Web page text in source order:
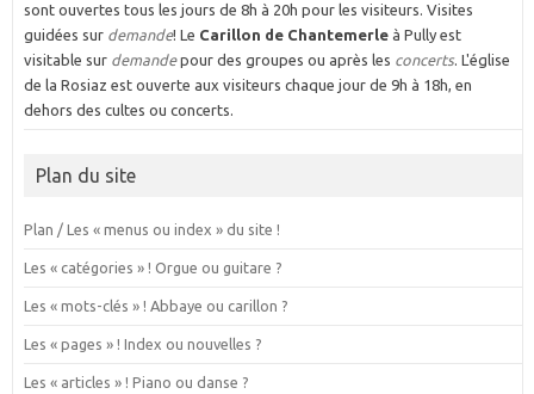
sont ouvertes tous les jours de 8h à 20h pour les visiteurs. Visites
guidées sur demande! Le Carillon de Chantemerleà Pully est
visitable sur demandepour des groupes ou après les concerts. L'église
de la Rosiaz est ouverte aux visiteurs chaque jour de 9h à 18h, en
dehors des cultes ou concerts.
Plan du site
Plan / Les « menus ou index » du site !
Les « catégories » ! Orgue ou guitare ?
Les « mots-clés » ! Abbaye ou carillon ?
Les « pages » ! Index ou nouvelles ?
Les « articles » ! Piano ou danse ?